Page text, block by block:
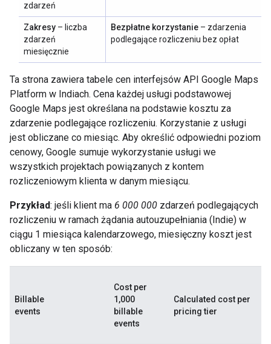
zdarzeń
Zakresy – liczba
zdarzeń
miesięcznie
Bezpłatne korzystanie – zdarzenia
podlegające rozliczeniu bez opłat
Ta strona zawiera tabele cen interfejsów API Google Maps
Platform w Indiach. Cena każdej usługi podstawowej
Google Maps jest określana na podstawie kosztu za
zdarzenie podlegające rozliczeniu. Korzystanie z usługi
jest obliczane co miesiąc. Aby określić odpowiedni poziom
cenowy, Google sumuje wykorzystanie usługi we
wszystkich projektach powiązanych z kontem
rozliczeniowym klienta w danym miesiącu.
Przykład: jeśli klient ma 6 000 000 zdarzeń podlegających
rozliczeniu w ramach żądania autouzupełniania (Indie) w
ciągu 1 miesiąca kalendarzowego, miesięczny koszt jest
obliczany w ten sposób:
Billable
events
Cost per
1,000
billable
events
Calculated cost per
pricing tier